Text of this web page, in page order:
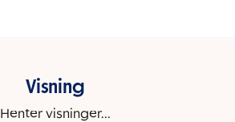
Visning
Henter visninger...